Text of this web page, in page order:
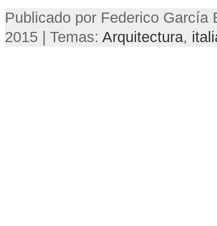
Publicado por Federico García
2015 | Temas: Arquitectura,